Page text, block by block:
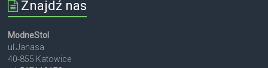
Znajdź nas
ModneStol
ul.Janasa
40-855 Katowice